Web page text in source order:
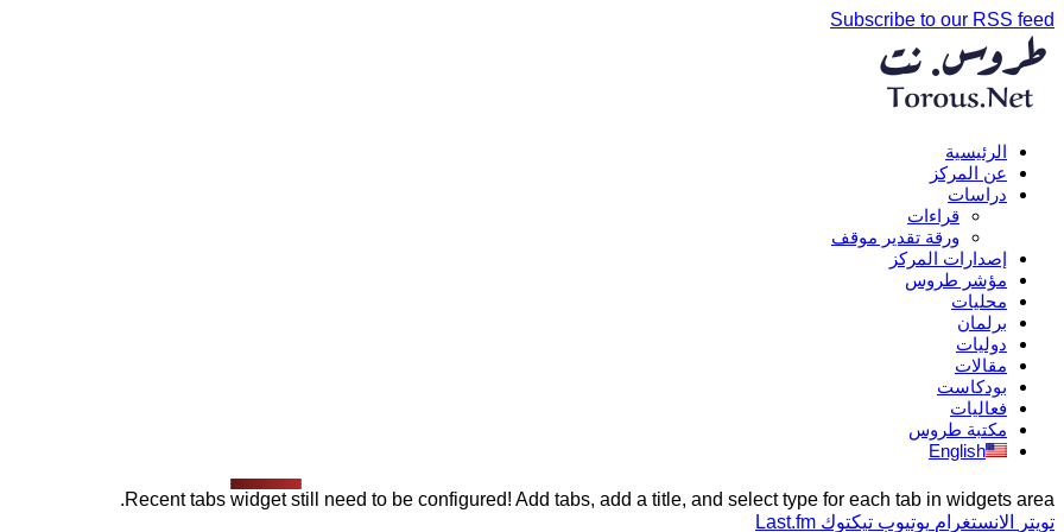
Subscribe to our RSS feed
الرئيسية
عن المركز
دراسات
قراءات
ورقة تقدير موقف
إصدارات المركز
مؤشر طروس
محليات
برلمان
دوليات
مقالات
بودكاست
فعاليات
مكتبة طروس
English
Recent tabs widget still need to be configured! Add tabs, add a title, and select type for each tab in widgets area.
تويتر
الانستغرام يوتيوب تيكتوك Last.fm